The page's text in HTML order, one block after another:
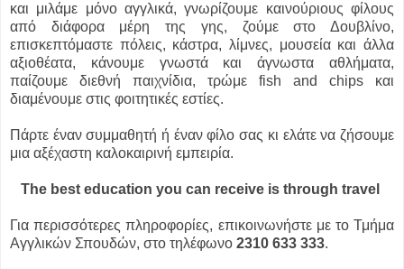
και μιλάμε μόνο αγγλικά, γνωρίζουμε καινούριους φίλους
από διάφορα μέρη της γης, ζούμε στο Δουβλίνο,
επισκεπτόμαστε πόλεις, κάστρα, λίμνες, μουσεία και άλλα
αξιοθέατα, κάνουμε γνωστά και άγνωστα αθλήματα,
παίζουμε διεθνή παιχνίδια, τρώμε fish and chips και
διαμένουμε στις φοιτητικές εστίες.
Πάρτε έναν συμμαθητή ή έναν φίλο σας κι ελάτε να ζήσουμε
μια αξέχαστη καλοκαιρινή εμπειρία.
The best education you can receive is through travel
Για περισσότερες πληροφορίες, επικοινωνήστε με το Τμήμα
Αγγλικών Σπουδών, στο τηλέφωνο 2310 633 333.